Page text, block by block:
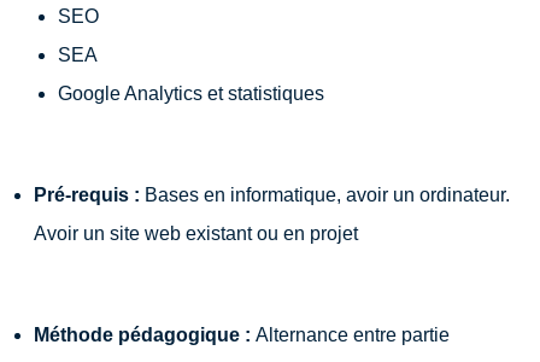
SEO
SEA
Google Analytics et statistiques
Pré-requis : Bases en informatique, avoir un ordinateur.
Avoir un site web existant ou en projet
Méthode pédagogique : Alternance entre partie